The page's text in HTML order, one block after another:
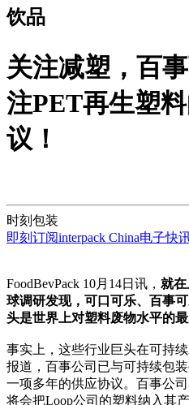
饮品
关注减塑，百
注PET再生塑
议！
时刻包装
即刻订阅interpack China电子快
FoodBevPack 10月14日讯， 就
球调研发现，可口可乐、百事
头是世界上对塑料废物水平的最
事实上，这些行业巨头在可持
报道，百事公司已与可持续包
一项多年的供应协议。百事公
将会把Loop公司的塑料纳入其